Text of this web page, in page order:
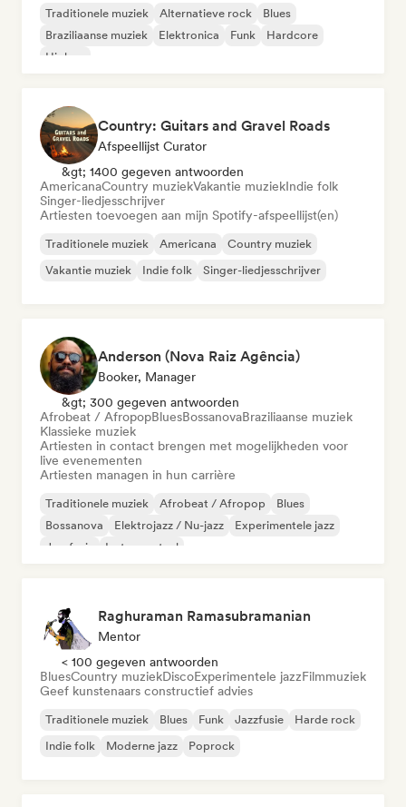
Traditionele muziek Alternatieve rock
Blues
Braziliaanse muziek
Elektronica Funk
Hardcore
Hiphop
Country: Guitars and Gravel Roads
Afspeellijst Curator
&gt; 1400 gegeven antwoorden
AmericanaCountry muziekVakantie muziekIndie folk
Singer-liedjesschrijver
Artiesten toevoegen aan mijn Spotify-afspeellijst(en)
Traditionele muziek Americana
Country muziek
Vakantie muziek
Indie folk Singer-liedjesschrijver
Anderson (Nova Raiz Agência)
Booker, Manager
&gt; 300 gegeven antwoorden
Afrobeat / AfropopBluesBossanovaBraziliaanse muziek
Klassieke muziek
Artiesten in contact brengen met mogelijkheden voor
live evenementen
Artiesten managen in hun carrière
Traditionele muziek Afrobeat / Afropop
Blues
Bossanova
Elektrojazz / Nu-jazz
Experimentele jazz
Jazzfusie
Instrumentaal
Raghuraman Ramasubramanian
Mentor
< 100 gegeven antwoorden
BluesCountry muziekDiscoExperimentele jazzFilmmuziek
Geef kunstenaars constructief advies
Traditionele muziek Blues Funk Jazzfusie
Harde rock
Indie folk
Moderne jazz Poprock